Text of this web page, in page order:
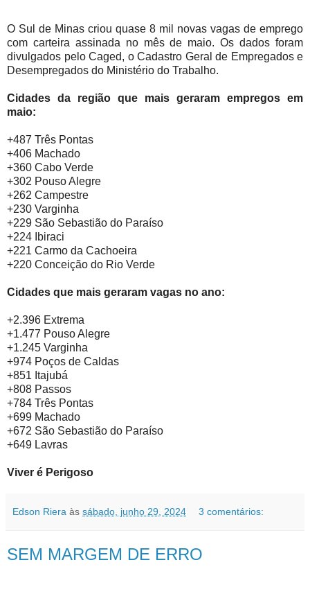
O Sul de Minas criou quase 8 mil novas vagas de emprego
com carteira assinada no mês de maio. Os dados foram
divulgados pelo Caged, o Cadastro Geral de Empregados e
Desempregados do Ministério do Trabalho.
Cidades da região que mais geraram empregos em
maio:
+487 Três Pontas
+406 Machado
+360 Cabo Verde
+302 Pouso Alegre
+262 Campestre
+230 Varginha
+229 São Sebastião do Paraíso
+224 Ibiraci
+221 Carmo da Cachoeira
+220 Conceição do Rio Verde
Cidades que mais geraram vagas no ano:
+2.396 Extrema
+1.477 Pouso Alegre
+1.245 Varginha
+974 Poços de Caldas
+851 Itajubá
+808 Passos
+784 Três Pontas
+699 Machado
+672 São Sebastião do Paraíso
+649 Lavras
Viver é Perigoso
Edson Riera às sábado, junho 29, 2024 3 comentários:
SEM MARGEM DE ERRO